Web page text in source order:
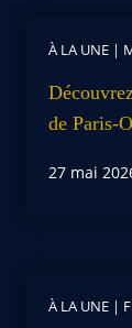
À LA UNE |
de Paris-
27 mai
À LA UNE |